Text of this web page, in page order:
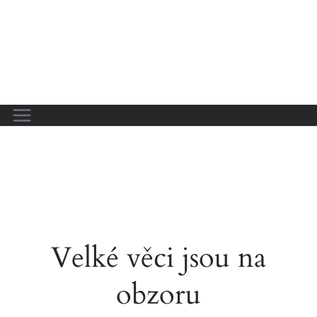
Velké věci jsou na
obzoru